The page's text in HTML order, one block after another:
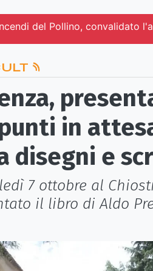
del Pollino, convalidato
in
disegni e
7 ottobre al
il libro di Aldo